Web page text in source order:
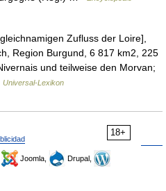
Zufluss der Loire],
Region Burgund, 6 817 km2, 225
und teilweise den Morvan;
Universal-Lexikon
18+
Joomla,
Drupal,